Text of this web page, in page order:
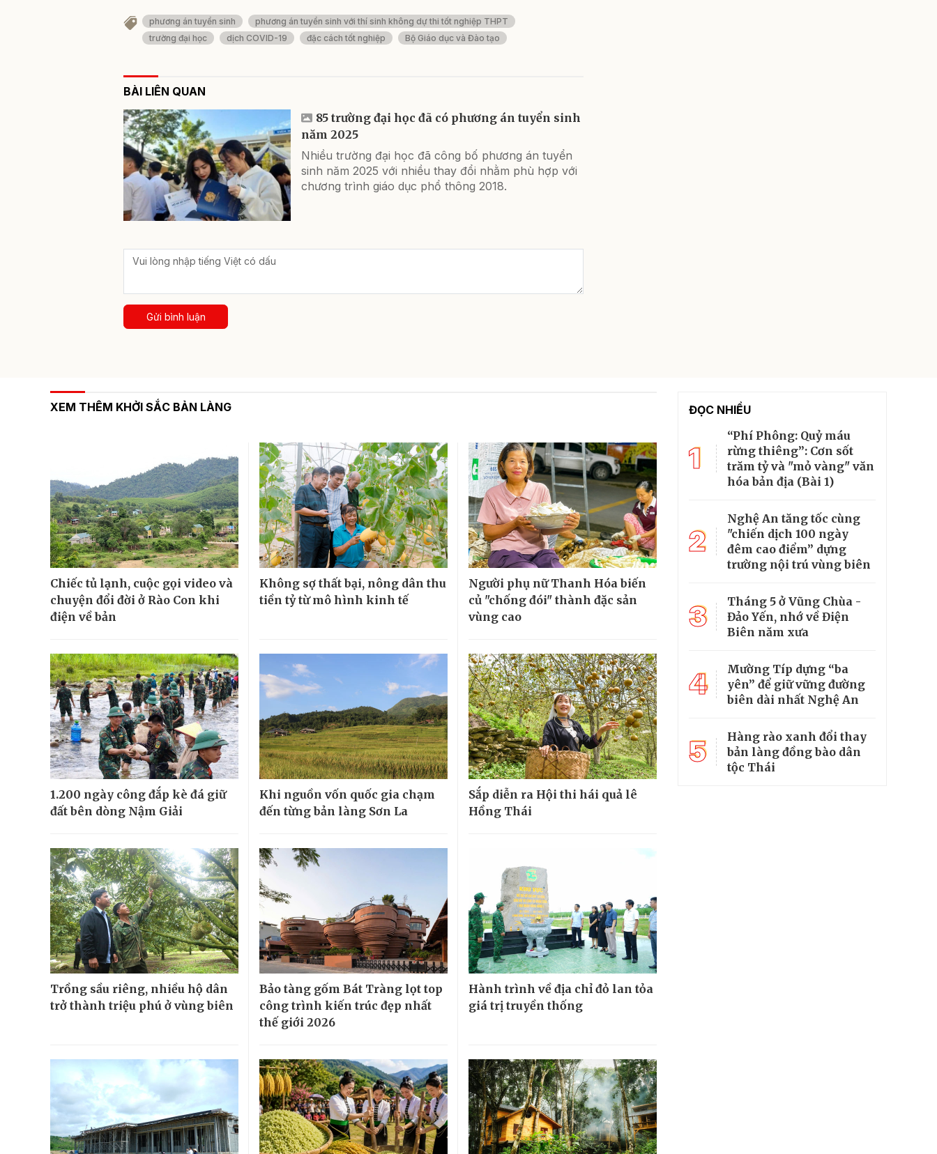
phương án tuyển sinh
phương án tuyển sinh với thí sinh không dự thi tốt nghiệp THPT
trường đại học
dịch COVID-19 đặc cách tốt nghiệp Bộ Giáo dục và Đào tạo
BÀI LIÊN QUAN
85 trường đại học đã có phương án tuyển sinh
năm 2025
Nhiều trường đại học đã công bố phương án tuyển
sinh năm 2025 với nhiều thay đổi nhằm phù hợp với
chương trình giáo dục phổ thông 2018.
Gửi bình luận
XEM THÊM KHỞI SẮC BẢN LÀNG
Chiếc tủ lạnh, cuộc gọi video và
chuyện đổi đời ở Rào Con khi
điện về bản
Không sợ thất bại, nông dân thu
tiền tỷ từ mô hình kinh tế
Người phụ nữ Thanh Hóa biến
củ "chống đói" thành đặc sản
vùng cao
1.200 ngày công đắp kè đá giữ
đất bên dòng Nậm Giải
Khi nguồn vốn quốc gia chạm
đến từng bản làng Sơn La
Sắp diễn ra Hội thi hái quả lê
Hồng Thái
Trồng sầu riêng, nhiều hộ dân
trở thành triệu phú ở vùng biên
Bảo tàng gốm Bát Tràng lọt top
công trình kiến trúc đẹp nhất
thế giới 2026
Hành trình về địa chỉ đỏ lan tỏa
giá trị truyền thống
ĐỌC NHIỀU
1
“Phí Phông: Quỷ máu
rừng thiêng”: Cơn sốt
trăm tỷ và "mỏ vàng" văn
hóa bản địa (Bài 1)
2
Nghệ An tăng tốc cùng
"chiến dịch 100 ngày
đêm cao điểm” dựng
trường nội trú vùng biên
3
Tháng 5 ở Vũng Chùa -
Đảo Yến, nhớ về Điện
Biên năm xưa
4
Mường Típ dựng “ba
yên” để giữ vững đường
biên dài nhất Nghệ An
5
Hàng rào xanh đổi thay
bản làng đồng bào dân
tộc Thái